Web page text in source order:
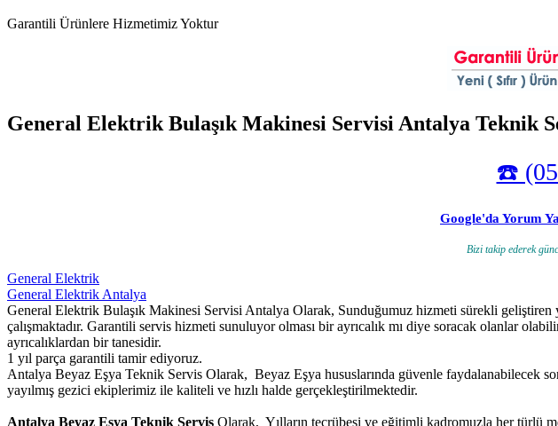
Garantili Ürünlere Hizmetimiz Yoktur
General Elektrik Bulaşık Makinesi Servisi Antalya
☎️
Google'da Yorum
Bizi takip ederek
General Elektrik
General Elektrik Antalya
General Elektrik Bulaşık Makinesi Servisi Antalya Olarak, Sunduğumuz hizmeti sürekli
çalışmaktadır. Garantili servis hizmeti sunuluyor olması bir ayrıcalık mı diye soracak olanlar
ayrıcalıklardan bir tanesidir.
1 yıl parça garantili tamir ediyoruz.
Antalya Beyaz Eşya Teknik Servis Olarak, Beyaz Eşya hususlarında güvenle faydalanabilecek
yayılmış gezici ekiplerimiz ile kaliteli ve hızlı halde gerçekleştirilmektedir.
Antalya Beyaz Eşya Teknik Servis Olarak, Yılların tecrübesi ve eğitimli kadromuzla her türlü